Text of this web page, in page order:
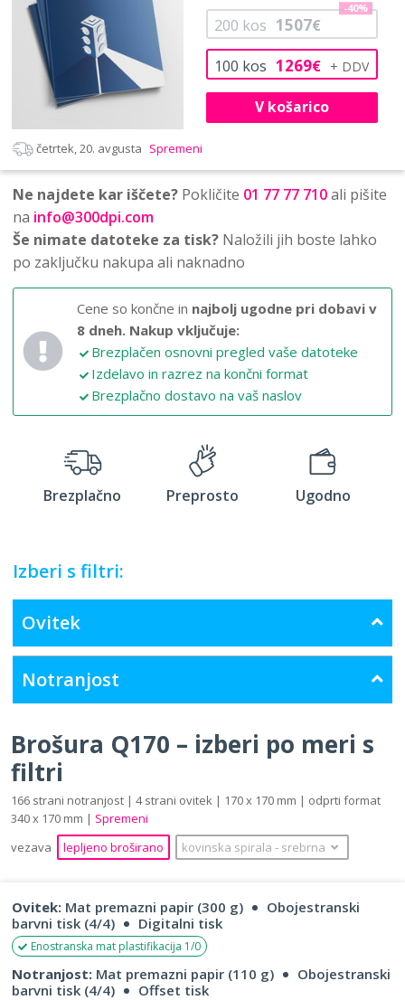
100 kos 1269€
200 kos 1507€
-40%
V košarico
četrtek, 20. avgusta Spremeni
Ne najdete kar iščete? Pokličite 01 77 77 710ali pišite
na info@300dpi.com
Še nimate datoteke za tisk? Naložili jih boste lahko
po zaključku nakupa ali naknadno
Cene so končne in najbolj ugodne pri dobavi v
8 dneh. Nakup vključuje:
Brezplačen osnovni pregled vaše datoteke
Izdelavo in razrez na končni format
Brezplačno dostavo na vaš naslov
Brezplačno Preprosto Ugodno
Izberi s filtri:
Ovitek
Notranjost
Brošura Q170 – izberi po meri s
filtri
166 strani notranjost | 4 strani ovitek | 170 x 170 mm | odprti format
340 x 170 mm | Spremeni
vezava
lepljeno broširano kovinska spirala ‐ srebrna
Ovitek: Mat premazni papir (300 g)
Obojestranski
barvni tisk (4/4)
Digitalni tisk
Enostranska mat plastifikacija 1/0
Notranjost: Mat premazni papir (110 g)
Obojestranski
barvni tisk (4/4)
Offset tisk